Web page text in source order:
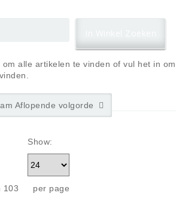
alle artikelen te vinden of vul het in om
Aflopende volgorde
103
Show:
per page